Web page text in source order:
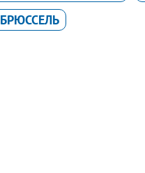
БРЮССЕЛЬ